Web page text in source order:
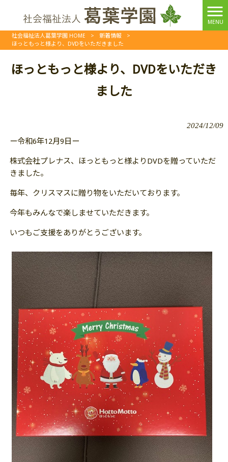
MENU
社会福祉法人葛葉学園 HOME > 新着情報
>
ほっともっと様より、DVDをいただきました
ほっともっと様より、DVDをいただき
ました
2024/12/09
ー令和6年12月9日ー
株式会社プレナス、ほっともっと様よりDVDを贈っていただ
きました。
毎年、クリスマスに贈り物をいただいております。
今年もみんなで楽しませていただきます。
いつもご支援をありがとうございます。